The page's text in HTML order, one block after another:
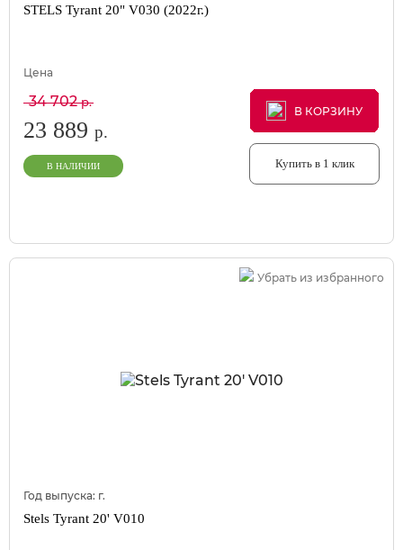
STELS Tyrant 20" V030 (2022г.)
Цена
34 702р.
23 889 р.
В НАЛИЧИИ
В КОРЗИНУ
В КОРЗИНУ
В КОРЗИНУ
Купить в 1 клик
Убрать из избранного
Год выпуска: г.
Stels Tyrant 20' V010